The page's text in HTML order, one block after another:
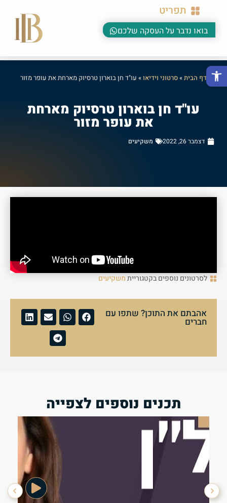
פתח סרגל נגישות
תפריט
בואו נדבר על העסקה שלכם
דף הבית»סרטוני וידיאו» עו"ד חן בוארון טרסיוק מארחת את עופר מזור
עו"ד חן בוארון טרסיוק מארחת
את עופר מזור
דצמבר 26, 2022 משקיעים
לסרטונים נוספים בקטגורייתמשקיעים
אהבתם את התוכן? שתפו עם
חברים
תכנים נוספים לצפייה